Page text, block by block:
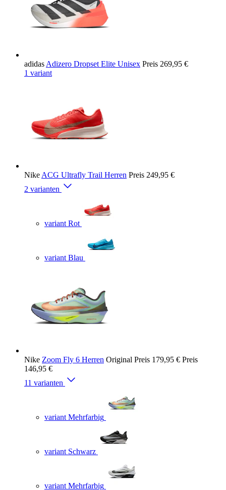
adidas Adizero Dropset Elite Unisex Preis 269,95 €
1 variant
Nike ACG Ultrafly Trail Herren Preis 249,95 €
2 varianten
variant Rot
variant Blau
Nike Zoom Fly 6 Herren Original Preis 179,95 € Preis
146,95 €
11 varianten
variant Mehrfarbig
variant Schwarz
variant Mehrfarbig